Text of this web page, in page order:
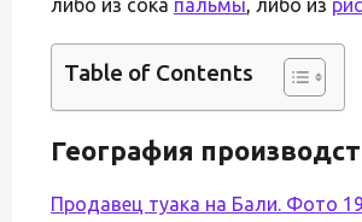
либо из сока пальмы, либо из
Table of Contents
География
Продавец туака на Бали. Фото